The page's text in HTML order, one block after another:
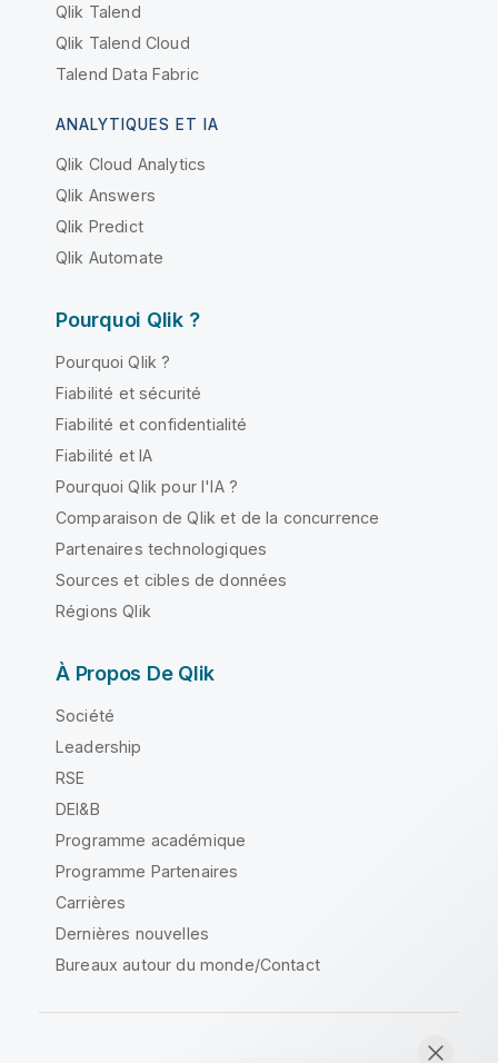
Qlik Talend
Qlik Talend Cloud
Talend Data Fabric
ANALYTIQUES ET IA
Qlik Cloud Analytics
Qlik Answers
Qlik Predict
Qlik Automate
Pourquoi Qlik ?
Pourquoi Qlik ?
Fiabilité et sécurité
Fiabilité et confidentialité
Fiabilité et IA
Pourquoi Qlik pour l'IA ?
Comparaison de Qlik et de la concurrence
Partenaires technologiques
Sources et cibles de données
Régions Qlik
À Propos De Qlik
Société
Leadership
RSE
DEI&B
Programme académique
Programme Partenaires
Carrières
Dernières nouvelles
Bureaux autour du monde/Contact